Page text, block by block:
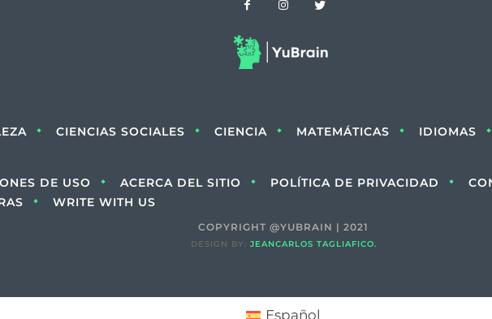
CIENCIAS SOCIALES CIENCIA MATEMÁTICAS IDIOMAS
DE USO ACERCA DEL SITIO POLÍTICA DE PRIVACIDAD
WRITE WITH US
COPYRIGHT @YUBRAIN | 2021
DESIGN BY: JEANCARLOS TAGLIAFICO.
Español